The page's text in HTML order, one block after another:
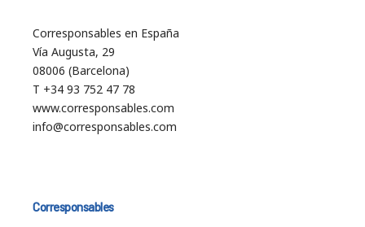
Corresponsables en España
Vía Augusta, 29
08006 (Barcelona)
T +34 93 752 47 78
www.corresponsables.com
info@corresponsables.com
Corresponsables